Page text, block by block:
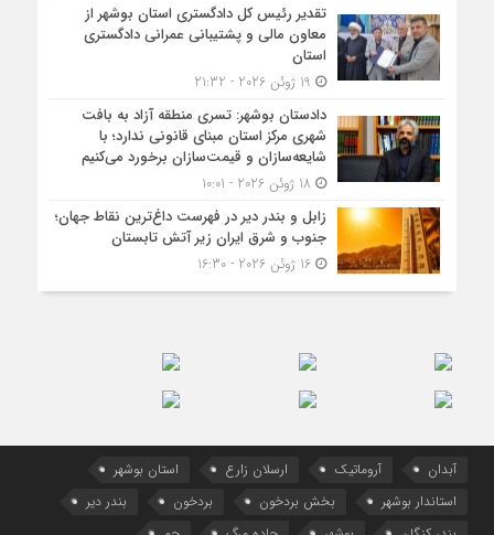
تقدیر رئیس کل دادگستری استان بوشهر از
معاون مالی و پشتیبانی عمرانی دادگستری
استان
دادستان بوشهر: تسری منطقه آزاد به بافت
شهری مرکز استان مبنای قانونی ندارد؛ با
شایعه‌سازان و قیمت‌سازان برخورد می‌کنیم
زابل و بندر دیر در فهرست داغ‌ترین نقاط جهان؛
جنوب و شرق ایران زیر آتش تابستان
16 ژوئن 2026 - 16:30
آبدان آروماتیک ارسلان زارع
استان بوشهر
استاندار بوشهر
بخش بردخون بردخون
بندر دیر